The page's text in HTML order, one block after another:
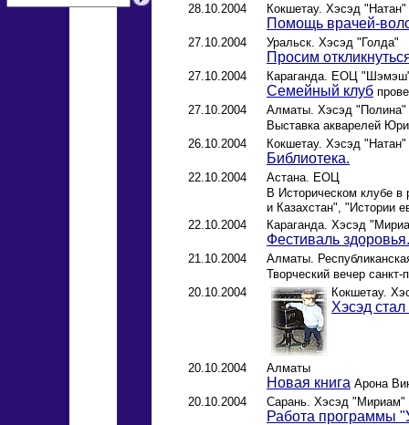
28.10.2004 Кокшетау. Хэсэд "Натан"
Помощь врачей-
27.10.2004 Уральск. Хэсэд "Голда"
Просим
27.10.2004 Караганда. ЕОЦ
Семейный клуб
27.10.2004
Алматы. Хэсэд "Полина"
Выставка акварелей
26.10.2004
Кокшетау. Хэсэд "Натан"
Библиотека.
22.10.2004
Астана. ЕОЦ
В Историческом клубе
и Казахстан", "Истории
22.10.2004
Караганда. Хэсэд
Фестиваль здоровья.
21.10.2004
Алматы.
Творческий вечер
20.10.2004
Кокшетау.
Хэсэд
20.10.2004 Алматы
Новая книга Арона
20.10.2004
Сарань. Хэсэд "Мириам"
Работа программы